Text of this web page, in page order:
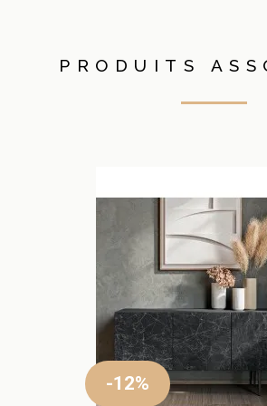
PRODUITS
-12%